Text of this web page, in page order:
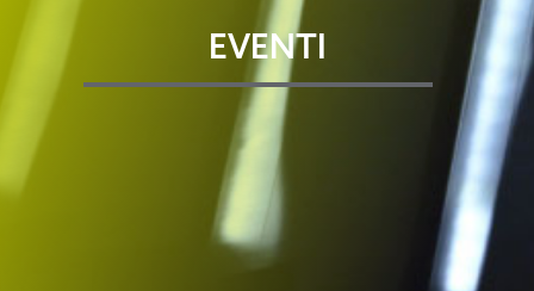
EVENTI